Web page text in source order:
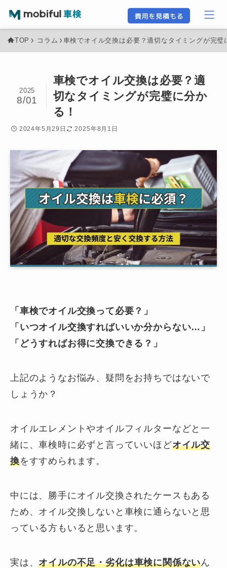
TOP コラム 車検でオイル交換は必要？適切なタイミングが完璧
車検でオイル交換は必要？適
切なタイミングが完璧に分か
る！
2025
8/01
2024年5月29日 2025年8月1日
「車検でオイル交換って必要？」
「いつオイル交換すればいいか分からない…」
「どうすればお得に交換できる？」
上記のようなお悩み、疑問をお持ちではないで
しょうか？
オイルエレメントやオイルフィルターなどと一
緒に、車検時に必ずと言っていいほどオイル交
換をすすめられます。
中には、勝手にオイル交換されたケースもある
ため、オイル交換しないと車検に通らないと思
っている方もいると思います。
実は、オイルの不足・劣化は車検に関係ないん